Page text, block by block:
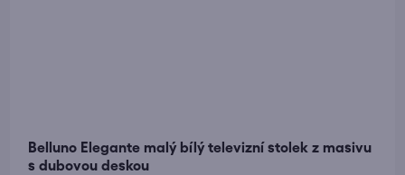
Belluno Elegante malý bílý televizní stolek z masivu
s dubovou deskou